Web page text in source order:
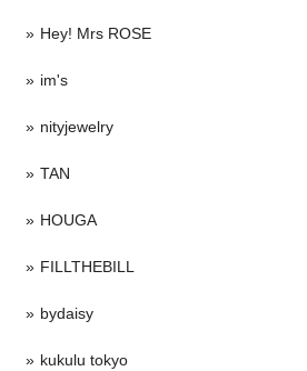
Hey! Mrs ROSE
im's
nityjewelry
TAN
HOUGA
FILLTHEBILL
bydaisy
kukulu tokyo